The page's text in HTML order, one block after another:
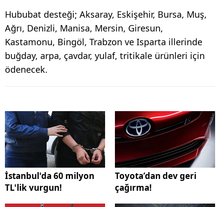
Hububat desteği; Aksaray, Eskişehir, Bursa, Muş,
Ağrı, Denizli, Manisa, Mersin, Giresun,
Kastamonu, Bingöl, Trabzon ve Isparta illerinde
buğday, arpa, çavdar, yulaf, tritikale ürünleri için
ödenecek.
İstanbul'da 60 milyon
TL'lik vurgun!
Toyota’dan dev geri
çağırma!